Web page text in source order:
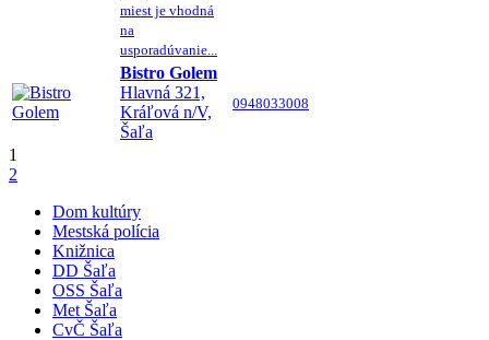
miest je vhodná
na
usporadúvanie...
Bistro Golem
Hlavná 321,
Kráľová n/V,
Šaľa
0948033008
1
2
Dom kultúry
Mestská polícia
Knižnica
DD Šaľa
OSS Šaľa
Met Šaľa
CvČ Šaľa